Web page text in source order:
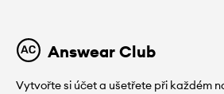
Answear Club
Vytvořte si účet a ušetřete při každém